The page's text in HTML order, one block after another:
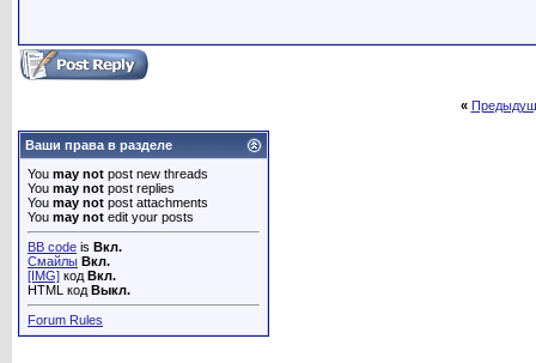
«
Ваши права в разделе
You may not post new threads
You may not post replies
You may not post attachments
You may not edit your posts
BB code is Вкл.
Смайлы Вкл.
[IMG] код Вкл.
HTML код Выкл.
Forum Rules